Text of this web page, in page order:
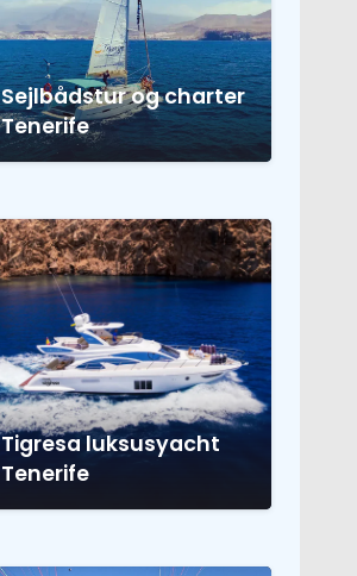
Sejlbådstur og charter
Tenerife
Tigresa luksusyacht
Tenerife